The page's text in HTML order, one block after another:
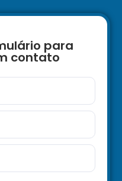
para
contato